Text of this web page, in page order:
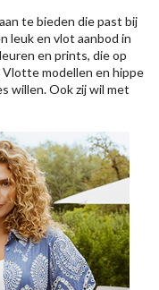
te bieden die past bij
leuk en vlot aanbod in
en prints, die op
Vlotte modellen en hippe
willen. Ook zij wil met